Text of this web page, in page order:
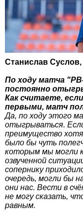
Станислав
По ходу матча
постоянно
Как считаете,
первыми, матч
Да, по ходу этого
отыгрываться.
преимущество
было бы чуть
которым мы могли
озвученной
сопернику
очередь, могли бы
они нас. Вести в
не могу сказать,
равным.